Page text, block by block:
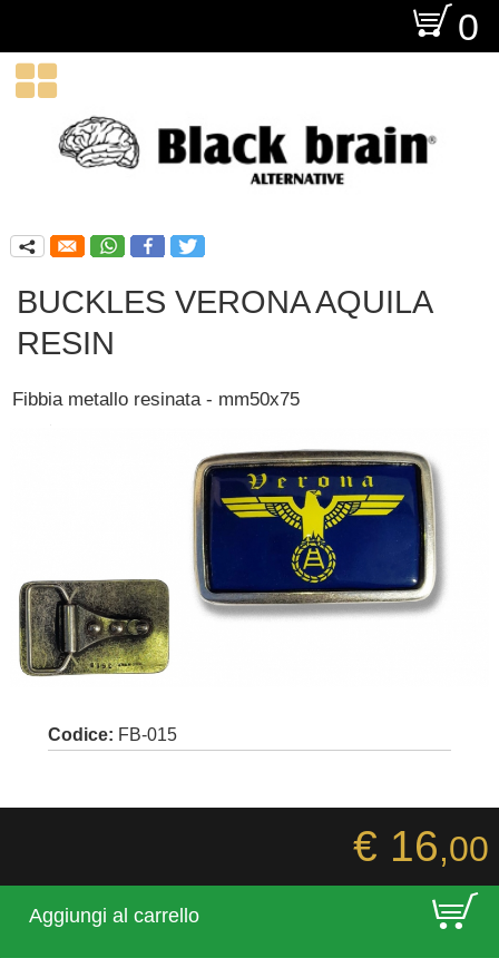
O 0

q
BUCKLES VERONA AQUILA
RESIN
Fibbia metallo resinata - mm50x75
Codice: FB-015
€ 16,00
Aggiungi al carrello E